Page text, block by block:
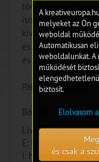
történő távoli
ismerete,
kiváló angol
és motivációs
és 16. között
Pályázati határidő:
Bővebb információ:
Live DMA;
E:
I: https://www.live-
A
melyeket az Ön
weboldal
Automatikusan
weboldalunkat. A
működését
biztosít.
Elolvasom
és csak a